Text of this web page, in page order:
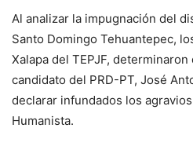
Al analizar la impugnación del
Santo Domingo Tehuantepec,
Xalapa del TEPJF,
candidato del PRD-PT, José
declarar infundados los
Humanista.